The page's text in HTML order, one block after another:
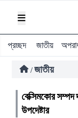
প্রচ্ছদ জাতীয়
/ জাতীয়
বেক্সিমকোর
উপদেষ্টার